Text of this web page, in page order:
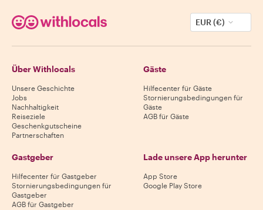
EUR (€)
Über Withlocals
Unsere Geschichte
Jobs
Nachhaltigkeit
Reiseziele
Geschenkgutscheine
Partnerschaften
Gäste
Hilfecenter für Gäste
Stornierungsbedingungen für
Gäste
AGB für Gäste
Gastgeber
Hilfecenter für Gastgeber
Stornierungsbedingungen für
Gastgeber
AGB für Gastgeber
Lade unsere App herunter
App Store
Google Play Store